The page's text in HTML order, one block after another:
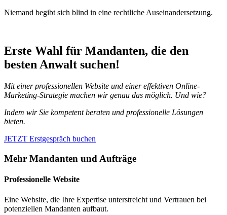
Niemand begibt sich blind in eine rechtliche Auseinandersetzung.
Erste Wahl für Mandanten, die den
besten Anwalt suchen!
Mit einer professionellen Website und einer effektiven Online-
Marketing-Strategie machen wir genau das möglich. Und wie?
Indem wir Sie kompetent beraten und professionelle Lösungen
bieten.
JETZT Erstgespräch buchen
Mehr Mandanten und Aufträge
Professionelle Website
Eine Website, die Ihre Expertise unterstreicht und Vertrauen bei
potenziellen Mandanten aufbaut.